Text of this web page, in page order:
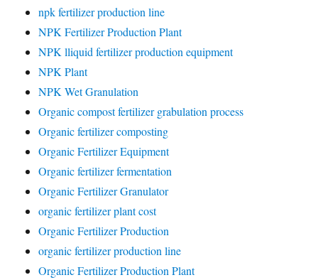
npk fertilizer production line
NPK Fertilizer Production Plant
NPK lliquid fertilizer production equipment
NPK Plant
NPK Wet Granulation
Organic compost fertilizer grabulation process
Organic fertilizer composting
Organic Fertilizer Equipment
Organic fertilizer fermentation
Organic Fertilizer Granulator
organic fertilizer plant cost
Organic Fertilizer Production
organic fertilizer production line
Organic Fertilizer Production Plant